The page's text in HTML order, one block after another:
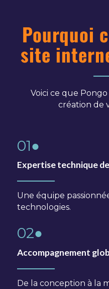
Pourquoi
site
Voici ce que
création de
01●
Expertise technique
Une équipe
technologies.
02●
Accompagnement
De la conception à la